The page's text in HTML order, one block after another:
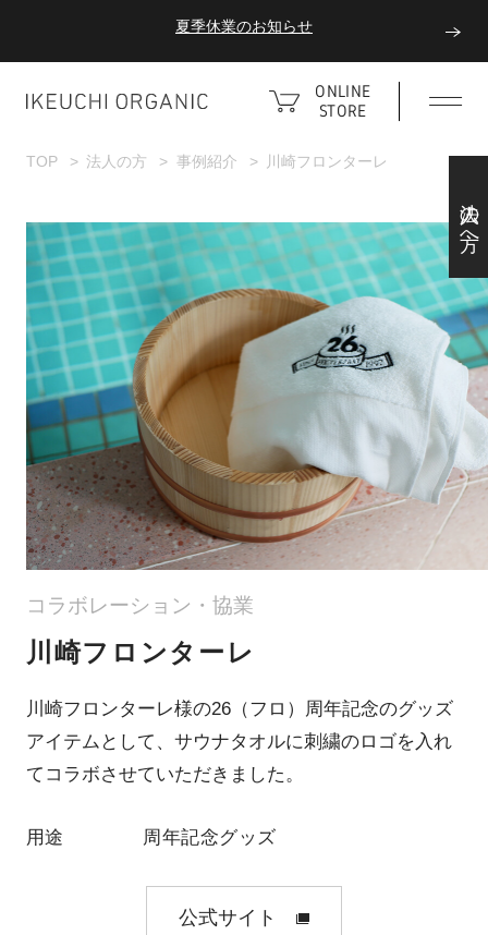
夏季休業のお知らせ
ダブルポイント！夏をアクティブに楽しむ夏タオル
夏季休業のお知らせ
ONLINE
STORE
法人の方へ
TOP 法人の方 事例紹介 川崎フロンターレ
コラボレーション・協業
川崎フロンターレ
川崎フロンターレ様の26（フロ）周年記念のグッズ
アイテムとして、サウナタオルに刺繍のロゴを入れ
てコラボさせていただきました。
用途 周年記念グッズ
公式サイト